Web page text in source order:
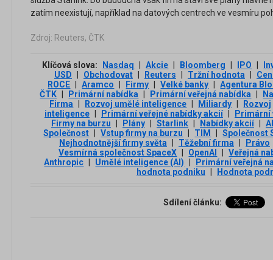
zatím neexistují, například na datových centrech ve vesmíru
Zdroj: Reuters, ČTK
Klíčová slova: Nasdaq Akcie Bloomberg IPO
USD
Obchodovat Reuters Tržní hodnota
ROCE
Aramco Firmy Velké banky
Agentura
ČTK
Primární nabídka Primární veřejná nabídka
Firma
Rozvoj umělé inteligence Miliardy
Rozvoj
inteligence
Primární veřejné nabídky akcií
Primární
Firmy na burzu
Plány Starlink Nabídky akcií
AI
Společnost
Vstup firmy na burzu TIM
Společnost
Nejhodnotnější firmy světa
Těžební firma
Právo
Vesmírná společnost SpaceX
OpenAI
Veřejná
Anthropic
Umělé inteligence (AI)
Primární veřejná
hodnota podniku
Hodnota
Sdílení článku: